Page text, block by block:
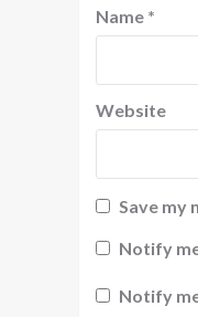
Name *
Website
Save my
Notify
Notify